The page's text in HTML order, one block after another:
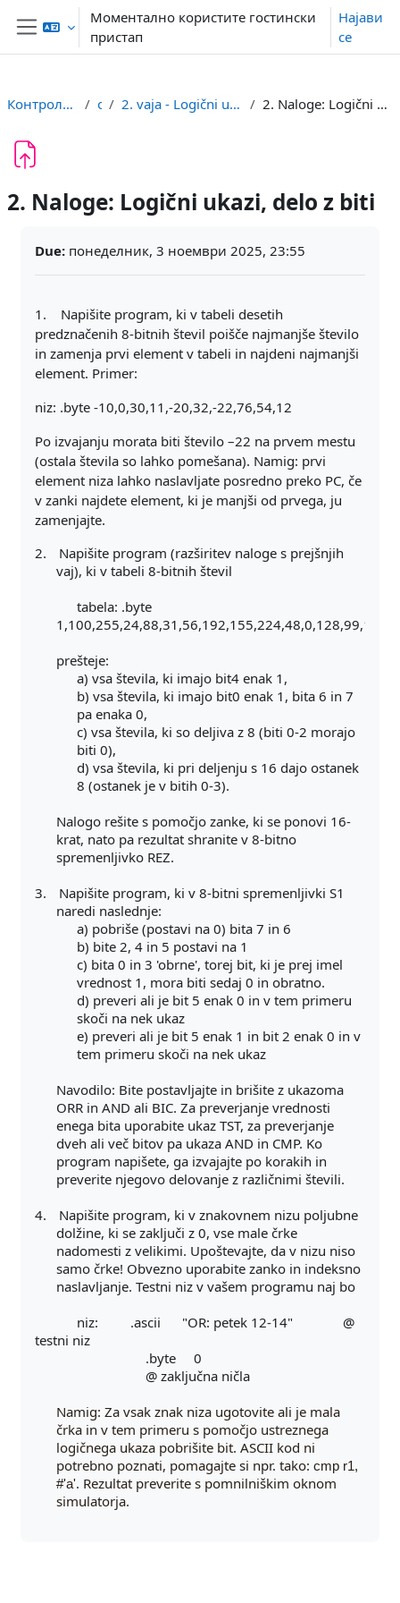
Оди до главна содржина
Страничен панел
Моментално користите гостински
пристап
Најави
се
Контролна табла or 2. vaja - Logični ukazi, delo z biti 2. Naloge: Logični ukazi, delo z biti
2. Naloge: Logični ukazi, delo z biti
Due: понеделник, 3 ноември 2025, 23:55
1. Napišite program, ki v tabeli desetih
predznačenih 8-bitnih števil poišče najmanjše število
in zamenja prvi element v tabeli in najdeni najmanjši
element. Primer:
niz: .byte -10,0,30,11,-20,32,-22,76,54,12
Po izvajanju morata biti število –22 na prvem mestu
(ostala števila so lahko pomešana). Namig: prvi
element niza lahko naslavljate posredno preko PC, če
v zanki najdete element, ki je manjši od prvega, ju
zamenjajte.
2.
Napišite program (razširitev naloge s prejšnjih
vaj), ki v tabeli 8-bitnih števil
tabela: .byte
prešteje:
a) vsa števila, ki imajo bit4 enak 1,
b) vsa števila, ki imajo bit0 enak 1, bita 6 in 7
pa enaka 0,
c) vsa števila, ki so deljiva z 8 (biti 0-2 morajo
biti 0),
d) vsa števila, ki pri deljenju s 16 dajo ostanek
8 (ostanek je v bitih 0-3).
Nalogo rešite s pomočjo zanke, ki se ponovi 16-
krat, nato pa rezultat shranite v 8-bitno
spremenljivko REZ.
3.
Napišite program, ki v 8-bitni spremenljivki S1
naredi naslednje:
a) pobriše (postavi na 0) bita 7 in 6
b) bite 2, 4 in 5 postavi na 1
c) bita 0 in 3 'obrne', torej bit, ki je prej imel
vrednost 1, mora biti sedaj 0 in obratno.
d) preveri ali je bit 5 enak 0 in v tem primeru
skoči na nek ukaz
e) preveri ali je bit 5 enak 1 in bit 2 enak 0 in v
tem primeru skoči na nek ukaz
Navodilo: Bite postavljajte in brišite z ukazoma
ORR in AND ali BIC. Za preverjanje vrednosti
enega bita uporabite ukaz TST, za preverjanje
dveh ali več bitov pa ukaza AND in CMP. Ko
program napišete, ga izvajajte po korakih in
preverite njegovo delovanje z različnimi števili.
4.
Napišite program, ki v znakovnem nizu poljubne
dolžine, ki se zaključi z 0, vse male črke
nadomesti z velikimi. Upoštevajte, da v nizu niso
samo črke! Obvezno uporabite zanko in indeksno
naslavljanje. Testni niz v vašem programu naj bo
niz: .ascii "OR: petek 12-14" @
testni niz
.byte 0
@ zaključna ničla
Namig: Za vsak znak niza ugotovite ali je mala
črka in v tem primeru s pomočjo ustreznega
logičnega ukaza pobrišite bit. ASCII kod ni
potrebno poznati, pomagajte si npr. tako: cmp r1,
#'a'. Rezultat preverite s pomnilniškim oknom
simulatorja.